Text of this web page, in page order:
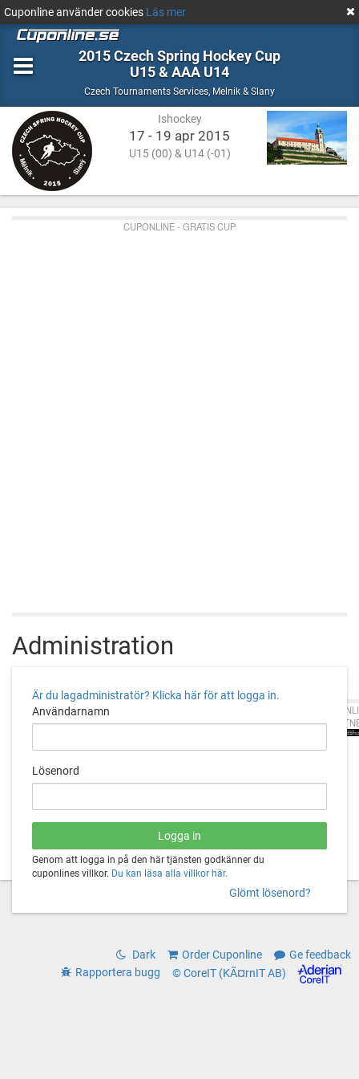
Cuponline använder cookies Läs mer
2015 Czech Spring Hockey Cup
U15 & AAA U14
Czech Tournaments Services, Ishockey
Melnik & SlanyMelnik
&
Slany
Ishockey
17 - 19 apr 2015
U15 (00) & U14 (-01)
CUPONLINE - GRATIS CUP
Administration
Är du lagadministratör? Klicka här för att logga in.
Användarnamn
Lösenord
Genom att logga in på den här tjänsten godkänner du
cuponlines villkor. Du kan läsa alla villkor här.
Glömt lösenord?
Dark Order Cuponline
Ge feedback
Rapportera bugg
© CoreIT (KÃ¤rnIT AB)